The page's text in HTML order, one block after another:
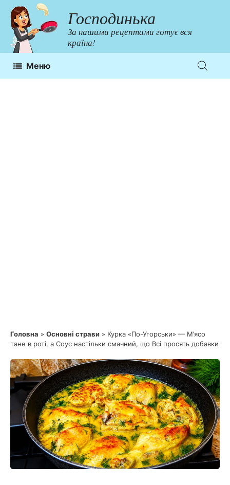
Перейти
до
контенту
Господинька
За нашими рецептами готує вся
країна!
Меню
Головна » Основні страви » Курка «По-Угорськи» — М’ясо
тане в роті, а Соус настільки смачний, що Всі просять добавки